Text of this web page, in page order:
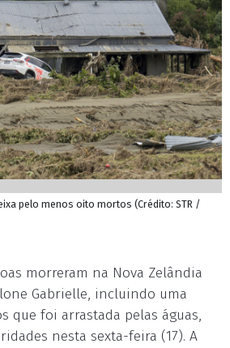
pelo menos oito mortos (Crédito: STR /
morreram na Nova Zelândia
Gabrielle, incluindo uma
que foi arrastada pelas águas,
nesta sexta-feira (17). A